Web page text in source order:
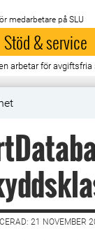
medarbetare på SLU
Stöd & service
arbetar för
21 NOVEMBER